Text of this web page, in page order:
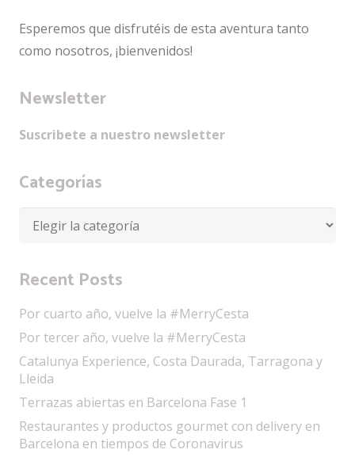
Esperemos que disfrutéis de esta aventura tanto
como nosotros, ¡bienvenidos!
Newsletter
Suscribete a nuestro newsletter
Categorías
Categorías
Recent Posts
Por cuarto año, vuelve la #MerryCesta
Por tercer año, vuelve la #MerryCesta
Catalunya Experience, Costa Daurada, Tarragona y
Lleida
Terrazas abiertas en Barcelona Fase 1
Restaurantes y productos gourmet con delivery en
Barcelona en tiempos de Coronavirus